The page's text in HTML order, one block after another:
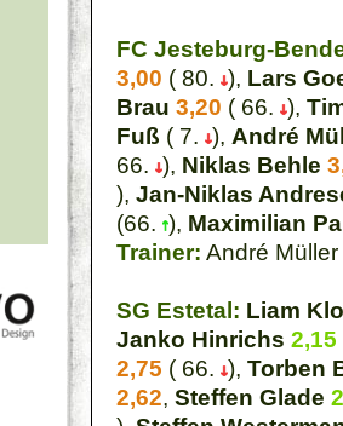
FC Jesteburg-
3,00 ( 80. ), Lars
Brau 3,20 ( 66. ),
Fuß ( 7. ), André
66. ), Niklas Behle
), Jan-Niklas
(66. ), Maximilian
Trainer: André Müller
SG Estetal: Liam
Janko Hinrichs 2,15
2,75 ( 66. ), Torben
2,62, Steffen Glade